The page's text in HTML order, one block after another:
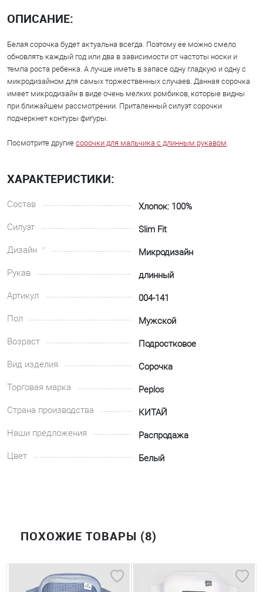
ОПИСАНИЕ:
Белая сорочка будет актуальна всегда. Поэтому ее можно смело
обновлять каждый год или два в зависимости от частоты носки и
темпа роста ребенка. А лучше иметь в запасе одну гладкую и одну с
микродизайном для самых торжественных случаев. Данная сорочка
имеет микродизайн в виде очень мелких ромбиков, которые видны
при ближайшем рассмотрении. Приталенный силуэт сорочки
подчеркнет контуры фигуры.
Посмотрите другие сорочки для мальчика с длинным рукавом.
ХАРАКТЕРИСТИКИ:
Состав
Хлопок: 100%
Силуэт
Slim Fit
Дизайн
Микродизайн
Рукав
длинный
Артикул
004-141
Пол
Мужской
Возраст
Подростковое
Вид изделия
Сорочка
Торговая марка
Peplos
Страна производства
КИТАЙ
Наши предложения
Распродажа
Цвет
Белый
ПОХОЖИЕ ТОВАРЫ (8)